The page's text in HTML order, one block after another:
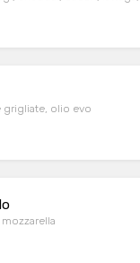
grigliate, olio evo